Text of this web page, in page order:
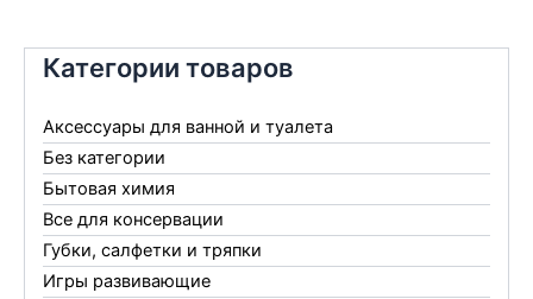
Категории товаров
Аксессуары для ванной и туалета
Без категории
Бытовая химия
Все для консервации
Губки, салфетки и тряпки
Игры развивающие